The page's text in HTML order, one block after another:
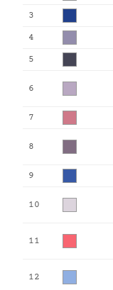
3
4
5
6
7
8
9
10
11
12